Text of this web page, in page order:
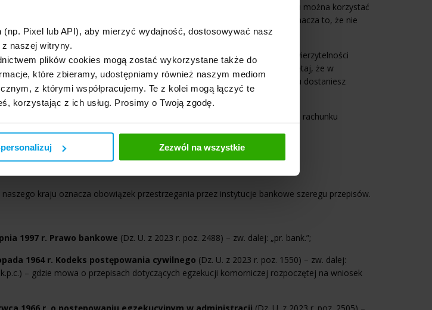
Pixel lub API), aby mierzyć wydajność, dostosowywać nasz
naszej witryny.
plików cookies mogą zostać wykorzystane także do
które zbieramy, udostępniamy również naszym mediom
z którymi współpracujemy. Te z kolei mogą łączyć te
korzystając z ich usług. Prosimy o Twoją zgodę.
Zezwól na wszystkie
bankowym. Nie oznacza to absolutnej blokady konta – w dalszym ciągu można korzystać
Decydujące jest tutaj to, że Twoje środki bankowe są zablokowane – oznacza to, że nie
czas.
wskazanej np. w wezwaniu komornika skierowanym do banku o zajęciu wierzytelności
bankowego do wysokości należności wraz z kosztami egzekucyjnymi. Pamiętaj, że w
w wyniku działań organów egzekucyjnych, informację o zajęciu dostaniesz
którego do zajęcia doszło.
dotyczyć zarówno części oraz całości środków zgromadzonych na danym rachunku
konto bankowe?
kraju oznacza obowiązek przestrzegania przez instytucje bankowe szeregu przepisów.
1997 r. Prawo bankowe (Dz. U. z 2023 r. poz. 2488) – zw. dalej: „pr. bank.”;
1964 r. Kodeks postępowania cywilnego (Dz. U. z 2023 r. poz. 1550) – zw. dalej:
k.p.c.) – gdzie mowa o przepisach dotyczących egzekucji komorniczej rozpoczętej na wniosek
1966 r. o postępowaniu egzekucyjnym w administracji (Dz. U. z 2023 r. poz. 2505) –